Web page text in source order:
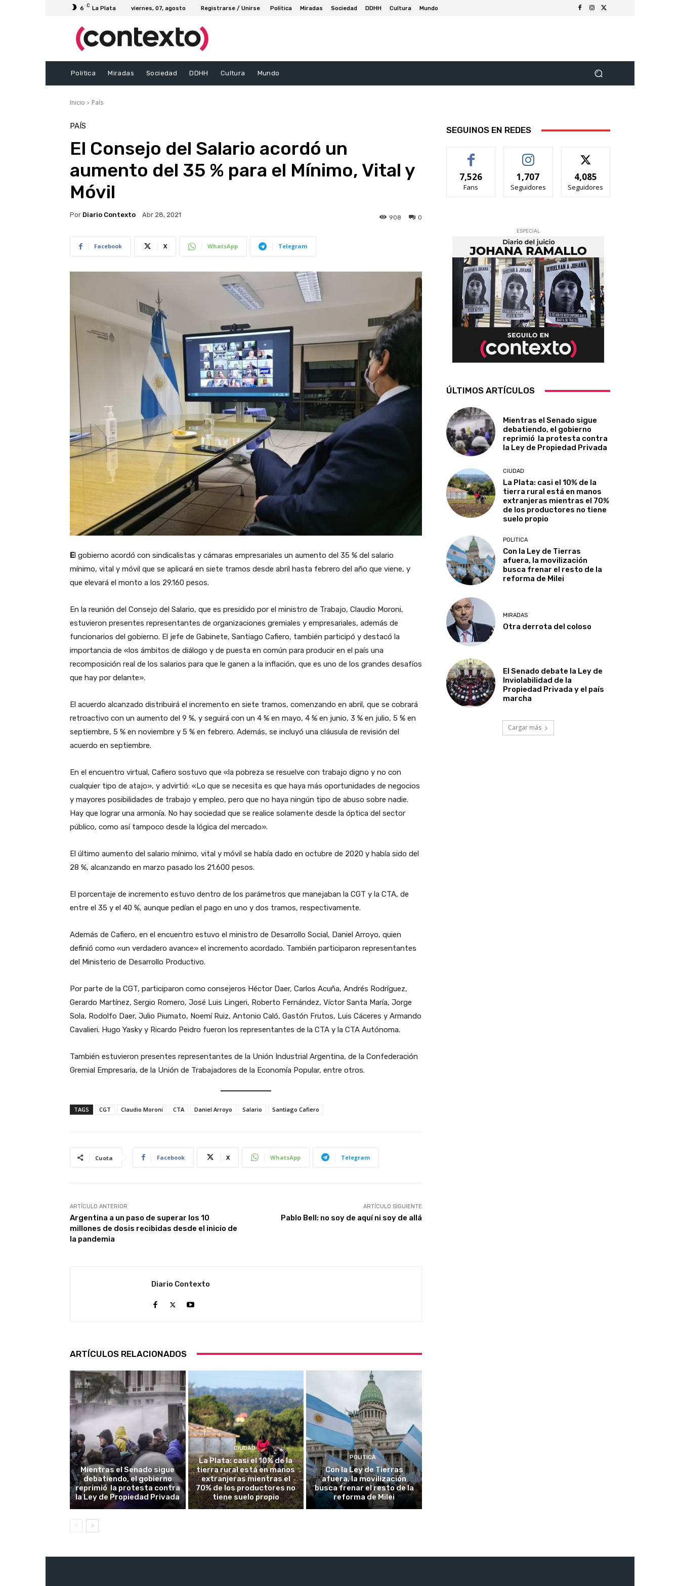
6 C La Plata viernes, 07, agosto Registrarse / Unirse Politica Miradas Sociedad DDHH Cultura Mundo
Politica Miradas Sociedad DDHH Cultura Mundo
Inicio País
PAÍS
El Consejo del Salario acordó un
aumento del 35 % para el Mínimo, Vital y
Móvil
Por Diario Contexto Abr 28, 2021 0
908
Facebook X WhatsApp Telegram
E l gobierno acordó con sindicalistas y cámaras empresariales un aumento del 35 % del salario
mínimo, vital y móvil que se aplicará en siete tramos desde abril hasta febrero del año que viene, y
que elevará el monto a los 29.160 pesos.
En la reunión del Consejo del Salario, que es presidido por el ministro de Trabajo, Claudio Moroni,
estuvieron presentes representantes de organizaciones gremiales y empresariales, además de
funcionarios del gobierno. El jefe de Gabinete, Santiago Cafiero, también participó y destacó la
importancia de «los ámbitos de diálogo y de puesta en común para producir en el país una
recomposición real de los salarios para que le ganen a la inflación, que es uno de los grandes desafíos
que hay por delante».
El acuerdo alcanzado distribuirá el incremento en siete tramos, comenzando en abril, que se cobrará
retroactivo con un aumento del 9 %, y seguirá con un 4 % en mayo, 4 % en junio, 3 % en julio, 5 % en
septiembre, 5 % en noviembre y 5 % en febrero. Además, se incluyó una cláusula de revisión del
acuerdo en septiembre.
En el encuentro virtual, Cafiero sostuvo que «la pobreza se resuelve con trabajo digno y no con
cualquier tipo de atajo», y advirtió: «Lo que se necesita es que haya más oportunidades de negocios
y mayores posibilidades de trabajo y empleo, pero que no haya ningún tipo de abuso sobre nadie.
Hay que lograr una armonía. No hay sociedad que se realice solamente desde la óptica del sector
público, como así tampoco desde la lógica del mercado».
El último aumento del salario mínimo, vital y móvil se había dado en octubre de 2020 y había sido del
28 %, alcanzando en marzo pasado los 21.600 pesos.
El porcentaje de incremento estuvo dentro de los parámetros que manejaban la CGT y la CTA, de
entre el 35 y el 40 %, aunque pedían el pago en uno y dos tramos, respectivamente.
Además de Cafiero, en el encuentro estuvo el ministro de Desarrollo Social, Daniel Arroyo, quien
definió como «un verdadero avance» el incremento acordado. También participaron representantes
del Ministerio de Desarrollo Productivo.
Por parte de la CGT, participaron como consejeros Héctor Daer, Carlos Acuña, Andrés Rodríguez,
Gerardo Martínez, Sergio Romero, José Luis Lingeri, Roberto Fernández, Víctor Santa María, Jorge
Sola, Rodolfo Daer, Julio Piumato, Noemí Ruiz, Antonio Caló, Gastón Frutos, Luis Cáceres y Armando
Cavalieri. Hugo Yasky y Ricardo Peidro fueron los representantes de la CTA y la CTA Autónoma.
También estuvieron presentes representantes de la Unión Industrial Argentina, de la Confederación
Gremial Empresaria, de la Unión de Trabajadores de la Economía Popular, entre otros.
TAGS CGT Claudio Moroni CTA Daniel Arroyo Salario Santiago Cafiero
Cuota Facebook X WhatsApp Telegram
ARTÍCULO ANTERIOR
Argentina a un paso de superar los 10
millones de dosis recibidas desde el inicio de
la pandemia
ARTÍCULO SIGUIENTE
Pablo Bell: no soy de aquí ni soy de allá
Diario Contexto
ARTÍCULOS RELACIONADOS
Mientras el Senado sigue
debatiendo, el gobierno
reprimió la protesta contra
la Ley de Propiedad Privada
CIUDAD
La Plata: casi el 10% de la
tierra rural está en manos
extranjeras mientras el
70% de los productores no
tiene suelo propio
POLITICA
Con la Ley de Tierras
afuera, la movilización
busca frenar el resto de la
reforma de Milei
SEGUINOS EN REDES
7,526
Fans
1,707
Seguidores
4,085
Seguidores
ESPECIAL
ÚLTIMOS ARTÍCULOS
Mientras el Senado sigue
debatiendo, el gobierno
reprimió la protesta contra
la Ley de Propiedad Privada
CIUDAD
La Plata: casi el 10% de la
tierra rural está en manos
extranjeras mientras el 70%
de los productores no tiene
suelo propio
POLITICA
Con la Ley de Tierras
afuera, la movilización
busca frenar el resto de la
reforma de Milei
MIRADAS
Otra derrota del coloso
El Senado debate la Ley de
Inviolabilidad de la
Propiedad Privada y el país
marcha
Cargar más